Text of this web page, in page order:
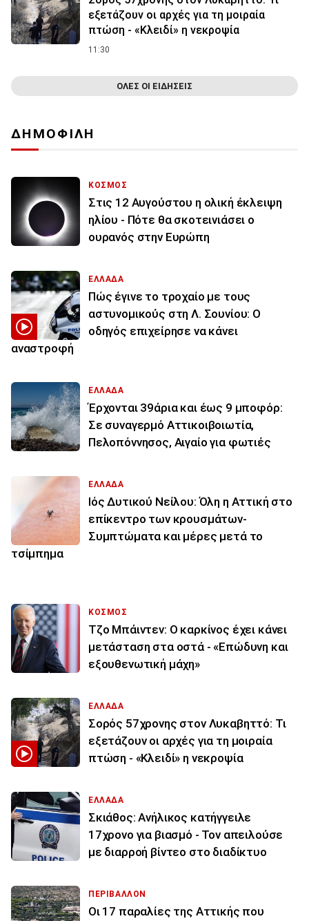
εξετάζουν οι αρχές για τη μοιραία
πτώση - «Κλειδί» η νεκροψία
11:30
ΟΛΕΣ ΟΙ ΕΙΔΗΣΕΙΣ
ΔΗΜΟΦΙΛΗ
ΚΟΣΜΟΣ
Στις 12 Αυγούστου η ολική έκλειψη
ηλίου - Πότε θα σκοτεινιάσει ο
ουρανός στην Ευρώπη
ΕΛΛΑΔΑ
Πώς έγινε το τροχαίο με τους
αστυνομικούς στη Λ. Σουνίου: Ο
οδηγός επιχείρησε να κάνει
αναστροφή
ΕΛΛΑΔΑ
Έρχονται 39άρια και έως 9 μποφόρ:
Σε συναγερμό Αττικοιβοιωτία,
Πελοπόννησος, Αιγαίο για φωτιές
ΕΛΛΑΔΑ
Ιός Δυτικού Νείλου: Όλη η Αττική στο
επίκεντρο των κρουσμάτων-
Συμπτώματα και μέρες μετά το
τσίμπημα
ΚΟΣΜΟΣ
Τζο Μπάιντεν: Ο καρκίνος έχει κάνει
μετάσταση στα οστά - «Επώδυνη και
εξουθενωτική μάχη»
ΕΛΛΑΔΑ
Σορός 57χρονης στον Λυκαβηττό: Τι
εξετάζουν οι αρχές για τη μοιραία
πτώση - «Κλειδί» η νεκροψία
ΕΛΛΑΔΑ
Σκιάθος: Ανήλικος κατήγγειλε
17χρονο για βιασμό - Τον απειλούσε
με διαρροή βίντεο στο διαδίκτυο
ΠΕΡΙΒΑΛΛΟΝ
Οι 17 παραλίες της Αττικής που